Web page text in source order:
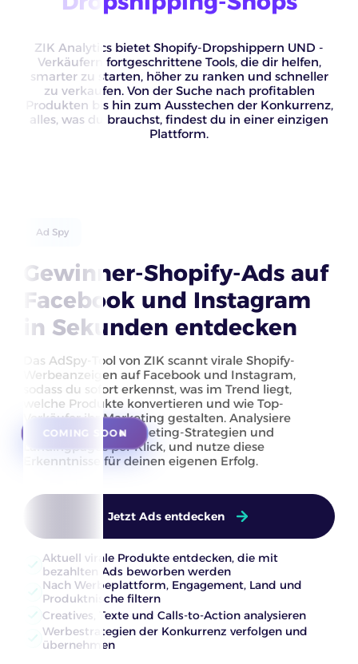
ZIK Analytics bietet Shopify-Dropshippern UND -
Verkäufern fortgeschrittene Tools, die dir helfen,
smarter zu starten, höher zu ranken und schneller
zu verkaufen. Von der Suche nach profitablen
Produkten bis hin zum Ausstechen der Konkurrenz,
alles, was du brauchst, findest du in einer einzigen
Plattform.
COMING SOON
Ad Spy
Gewinner-Shopify-Ads auf
Facebook und Instagram
in Sekunden entdecken
Das AdSpy-Tool von ZIK scannt virale Shopify-
Werbeanzeigen auf Facebook und Instagram,
sodass du sofort erkennst, was im Trend liegt,
welche Produkte konvertieren und wie Top-
Verkäufer ihr Marketing gestalten. Analysiere
Werbekreatives, Targeting-Strategien und
Landingpages per Klick, und nutze diese
Erkenntnisse für deinen eigenen Erfolg.
Jetzt Ads entdecken
Aktuell virale Produkte entdecken, die mit
bezahlten Ads beworben werden
Nach Werbeplattform, Engagement, Land und
Produktnische filtern
Creatives, Texte und Calls-to-Action analysieren
Werbestrategien der Konkurrenz verfolgen und
übernehmen